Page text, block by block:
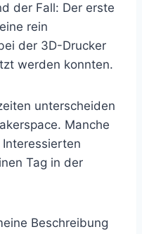
der Fall: Der erste
rein
der 3D-Drucker
werden konnten.
unterscheiden
Manche
Tag in der
Beschreibung